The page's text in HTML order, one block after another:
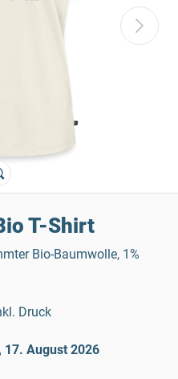
T-Shirt
Bio-Baumwolle, 1%
Druck
17. August 2026